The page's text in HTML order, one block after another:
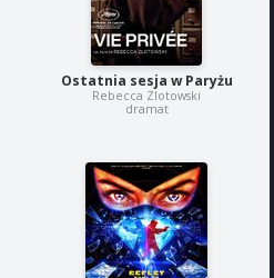
Ostatnia sesja w Paryżu
Rebecca Zlotowski
dramat